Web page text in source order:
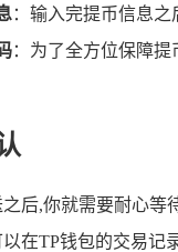
：输入完提币信息
：为了全方位保障
后,你就需要耐心等
在TP钱包的交易记